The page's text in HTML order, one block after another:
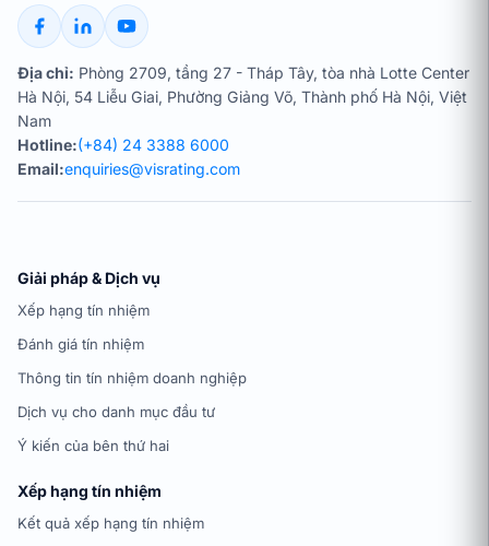
Địa chỉ: Phòng 2709, tầng 27 - Tháp Tây, tòa nhà Lotte Center
Hà Nội, 54 Liễu Giai, Phường Giảng Võ, Thành phố Hà Nội, Việt
Nam
Hotline:(+84) 24 3388 6000
Email:enquiries@visrating.com
Giải pháp & Dịch vụ
Xếp hạng tín nhiệm
Đánh giá tín nhiệm
Thông tin tín nhiệm doanh nghiệp
Dịch vụ cho danh mục đầu tư
Ý kiến của bên thứ hai
Xếp hạng tín nhiệm
Kết quả xếp hạng tín nhiệm